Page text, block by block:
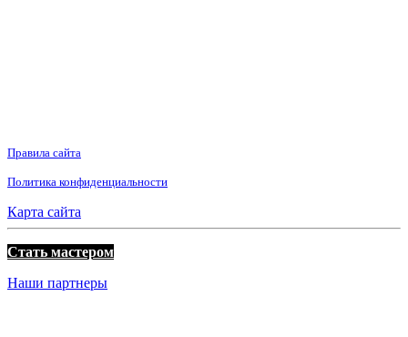
Правила сайта
Политика конфиденциальности
Карта сайта
Стать мастером
Наши партнеры